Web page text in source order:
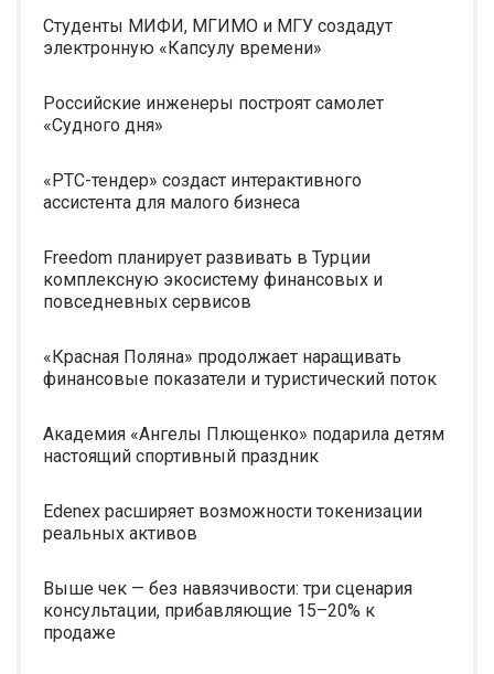
Студенты МИФИ, МГИМО и МГУ создадут
электронную «Капсулу времени»
Российские инженеры построят самолет
«Судного дня»
«РТС-тендер» создаст интерактивного
ассистента для малого бизнеса
Freedom планирует развивать в Турции
комплексную экосистему финансовых и
повседневных сервисов
«Красная Поляна» продолжает наращивать
финансовые показатели и туристический поток
Академия «Ангелы Плющенко» подарила детям
настоящий спортивный праздник
Edenex расширяет возможности токенизации
реальных активов
Выше чек — без навязчивости: три сценария
консультации, прибавляющие 15–20% к
продаже